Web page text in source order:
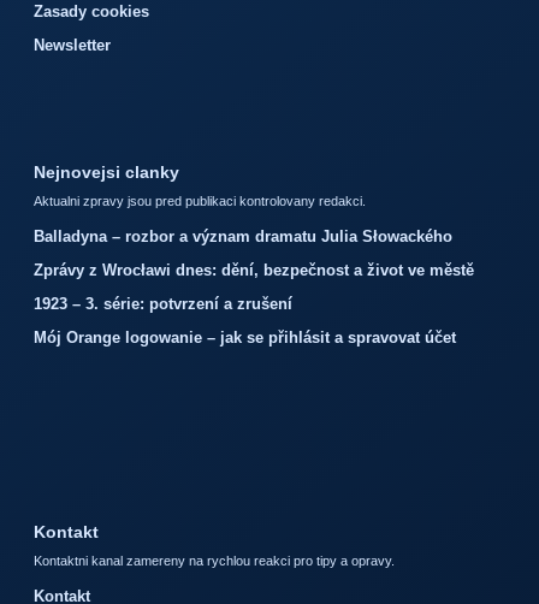
Zasady cookies
Newsletter
Nejnovejsi clanky
Aktualni zpravy jsou pred publikaci kontrolovany redakci.
Balladyna – rozbor a význam dramatu Julia Słowackého
Zprávy z Wrocławi dnes: dění, bezpečnost a život ve městě
1923 – 3. série: potvrzení a zrušení
Mój Orange logowanie – jak se přihlásit a spravovat účet
Kontakt
Kontaktni kanal zamereny na rychlou reakci pro tipy a opravy.
Kontakt